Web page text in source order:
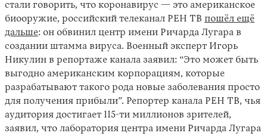
стали говорить, что коронавирус — это американское
биооружие, российский телеканал РЕН ТВ пошёл ещё
дальше: он обвинил центр имени Ричарда Лугара в
создании штамма вируса. Военный эксперт Игорь
Никулин в репортаже канала заявил: “Это может быть
выгодно американским корпорациям, которые
разрабатывают такого рода новые заболевания просто
для получения прибыли”. Репортер канала РЕН ТВ, чья
аудитория достигает 115-ти миллионов зрителей,
заявил, что лаборатория центра имени Ричарда Лугара